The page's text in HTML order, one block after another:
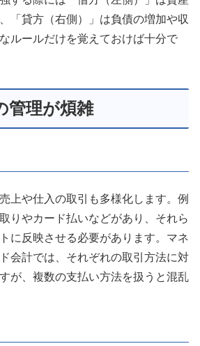
「貸方（右側）」は負債の増加や収
ルールだけを覚えておけば十分で
管理が煩雑
上や仕入の取引も多様化します。例
りやカード払いなどがあり、それら
に反映させる必要があります。マネ
会計では、それぞれの取引方法に対
が、複数の支払い方法を扱うと混乱